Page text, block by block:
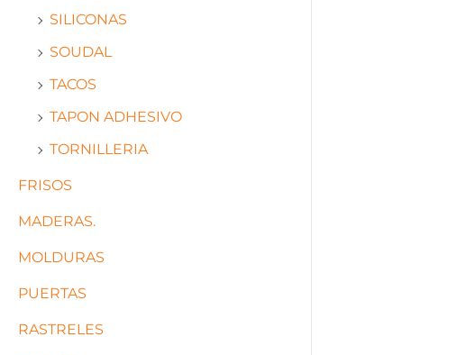
SILICONAS
SOUDAL
TACOS
TAPON ADHESIVO
TORNILLERIA
FRISOS
MADERAS.
MOLDURAS
PUERTAS
RASTRELES